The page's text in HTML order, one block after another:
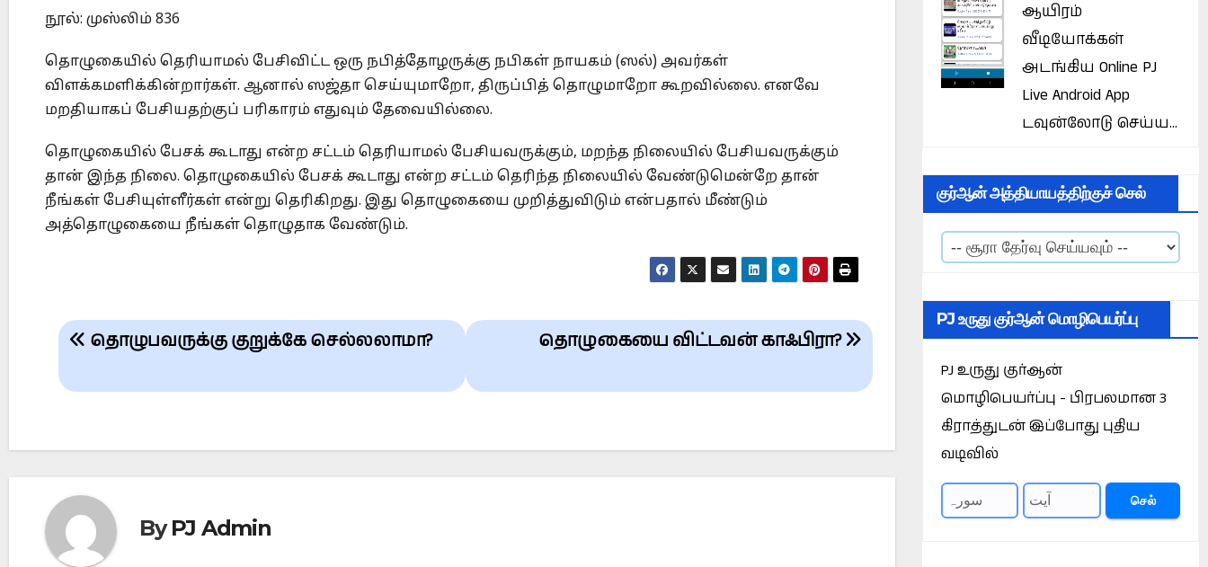
நூல்: முஸ்லிம் 836
தொழுகையில் தெரியாமல் பேசிவிட்ட ஒரு நபித்தோழருக்கு நபிகள் நாயகம் (ஸல்) அவர்கள்
விளக்கமளிக்கின்றார்கள். ஆனால் ஸஜ்தா செய்யுமாறோ, திருப்பித் தொழுமாறோ கூறவில்லை. எனவே
மறதியாகப் பேசியதற்குப் பரிகாரம் எதுவும் தேவையில்லை.
தொழுகையில் பேசக் கூடாது என்ற சட்டம் தெரியாமல் பேசியவருக்கும், மறந்த நிலையில் பேசியவருக்கும்
தான் இந்த நிலை. தொழுகையில் பேசக் கூடாது என்ற சட்டம் தெரிந்த நிலையில் வேண்டுமென்றே தான்
நீங்கள் பேசியுள்ளீர்கள் என்று தெரிகிறது. இது தொழுகையை முறித்துவிடும் என்பதால் மீண்டும்
அத்தொழுகையை நீங்கள் தொழுதாக வேண்டும்.
Post
navigation
தொழுகையை விட்டவன் காஃபிரா?
தொழுபவருக்கு குறுக்கே செல்லலாமா?
ByPJ Admin
ஆயிரம்
வீடியோக்கள்
அடங்கிய Online PJ
Live Android App
டவுன்லோடு செய்ய...
குர்ஆன் அத்தியாயத்திற்குச் செல்
PJ உருது குர்ஆன் மொழிபெயர்ப்பு
PJ உருது குர்ஆன்
மொழிபெயர்ப்பு - பிரபலமான 3
கிராத்துடன் இப்போது புதிய
வடிவில்
செல்